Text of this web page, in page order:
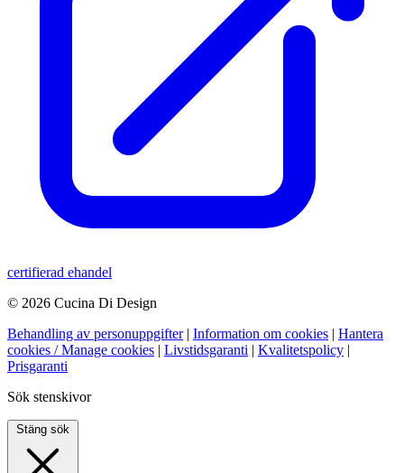
certifierad ehandel
© 2026 Cucina Di Design
Behandling av personuppgifter | Information om cookies | Hantera
cookies / Manage cookies | Livstidsgaranti | Kvalitetspolicy |
Prisgaranti
Sök stenskivor
Stäng sök